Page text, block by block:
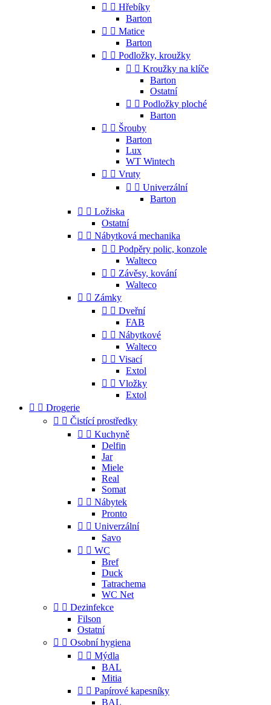
  Hřebíky
Barton
  Matice
Barton
  Podložky, kroužky
  Kroužky na klíče
Barton
Ostatní
  Podložky ploché
Barton
  Šrouby
Barton
Lux
WT Wintech
  Vruty
  Univerzální
Barton
  Ložiska
Ostatní
  Nábytková mechanika
  Podpěry polic, konzole
Walteco
  Závěsy, kování
Walteco
  Zámky
  Dveřní
FAB
  Nábytkové
Walteco
  Visací
Extol
  Vložky
Extol
  Drogerie
  Čistící prostředky
  Kuchyně
Delfin
Jar
Miele
Real
Somat
  Nábytek
Pronto
  Univerzální
Savo
  WC
Bref
Duck
Tatrachema
WC Net
  Dezinfekce
Filson
Ostatní
  Osobní hygiena
  Mýdla
BAL
Mitia
  Papírové kapesníky
BAL